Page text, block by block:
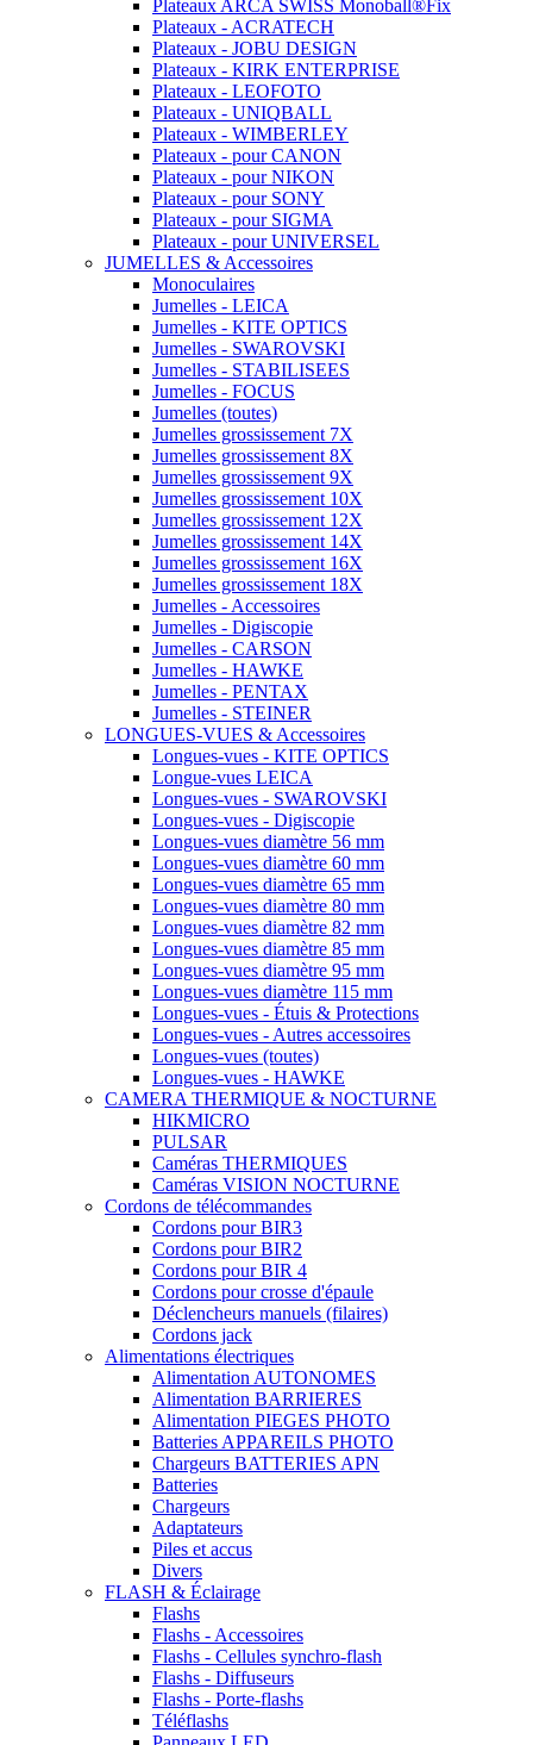
Plateaux ARCA SWISS Monoball®Fix
Plateaux - ACRATECH
Plateaux - JOBU DESIGN
Plateaux - KIRK ENTERPRISE
Plateaux - LEOFOTO
Plateaux - UNIQBALL
Plateaux - WIMBERLEY
Plateaux - pour CANON
Plateaux - pour NIKON
Plateaux - pour SONY
Plateaux - pour SIGMA
Plateaux - pour UNIVERSEL
JUMELLES & Accessoires
Monoculaires
Jumelles - LEICA
Jumelles - KITE OPTICS
Jumelles - SWAROVSKI
Jumelles - STABILISEES
Jumelles - FOCUS
Jumelles (toutes)
Jumelles grossissement 7X
Jumelles grossissement 8X
Jumelles grossissement 9X
Jumelles grossissement 10X
Jumelles grossissement 12X
Jumelles grossissement 14X
Jumelles grossissement 16X
Jumelles grossissement 18X
Jumelles - Accessoires
Jumelles - Digiscopie
Jumelles - CARSON
Jumelles - HAWKE
Jumelles - PENTAX
Jumelles - STEINER
LONGUES-VUES & Accessoires
Longues-vues - KITE OPTICS
Longue-vues LEICA
Longues-vues - SWAROVSKI
Longues-vues - Digiscopie
Longues-vues diamètre 56 mm
Longues-vues diamètre 60 mm
Longues-vues diamètre 65 mm
Longues-vues diamètre 80 mm
Longues-vues diamètre 82 mm
Longues-vues diamètre 85 mm
Longues-vues diamètre 95 mm
Longues-vues diamètre 115 mm
Longues-vues - Étuis & Protections
Longues-vues - Autres accessoires
Longues-vues (toutes)
Longues-vues - HAWKE
CAMERA THERMIQUE & NOCTURNE
HIKMICRO
PULSAR
Caméras THERMIQUES
Caméras VISION NOCTURNE
Cordons de télécommandes
Cordons pour BIR3
Cordons pour BIR2
Cordons pour BIR 4
Cordons pour crosse d'épaule
Déclencheurs manuels (filaires)
Cordons jack
Alimentations électriques
Alimentation AUTONOMES
Alimentation BARRIERES
Alimentation PIEGES PHOTO
Batteries APPAREILS PHOTO
Chargeurs BATTERIES APN
Batteries
Chargeurs
Adaptateurs
Piles et accus
Divers
FLASH & Éclairage
Flashs
Flashs - Accessoires
Flashs - Cellules synchro-flash
Flashs - Diffuseurs
Flashs - Porte-flashs
Téléflashs